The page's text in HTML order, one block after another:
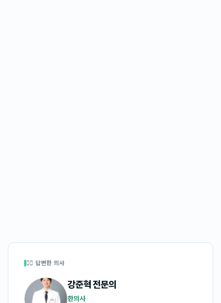
👩‍⚕️ 답변한 의사
강준혁전문의
한의사